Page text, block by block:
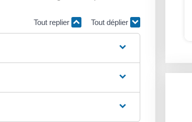
Tout replier
Tout déplier